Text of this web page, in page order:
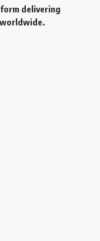
delivering
worldwide.